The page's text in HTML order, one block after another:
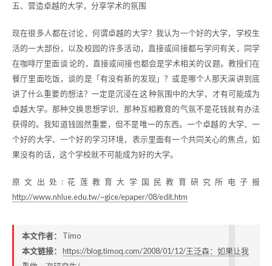
五、营造卓越的大学，分享学术的氛围
现在很多人都在讨论，何谓卓越的大学？我认为一个好的大学，学校生
活的一大部份，以及校园的许多活动，直接或间接都与学问有关，同学
在咖啡厅里面谈 论的，直接或间接也都会是学术相关的议题。教授们在
餐厅里面吃饭，谈的是「有没有新的发现」？或是哪个人那天演讲到底
讲了什么重要的想法？一定是沉浸在这 种氛围中的大学，才有可能成为
卓越大学。那种交换思想学识、那种互相教育的气氛不是花钱就有办法
获得的。我知道钱固然重要，但不是唯一的东西。一个卓越的 大学、一
个好的大学、一个好的学习环境，表示里面有一个共同关心的焦点，如
果没有的话，这个学校就不可能成为好的大学。
原文出处:花莲教育大学国民教育研究所电子报
http://www.nhlue.edu.tw/~gice/epaper/08/edit.htm
本文作者： Timo
本文链接：
https://blog.timoq.com/2008/01/12/王泛森：如果让我